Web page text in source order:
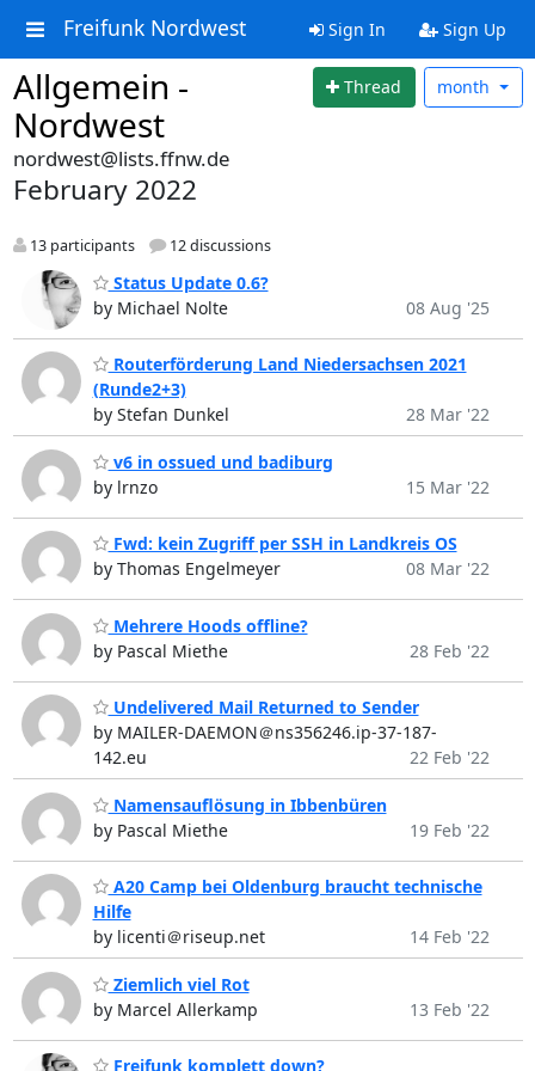
Freifunk Nordwest Sign In Sign Up
Allgemein -
Nordwest
Thread month
nordwest@lists.ffnw.de
February 2022
13 participants 12 discussions
Status Update 0.6?
by Michael Nolte
08 Aug '25
Routerförderung Land Niedersachsen 2021
(Runde2+3)
by Stefan Dunkel
28 Mar '22
v6 in ossued und badiburg
by lrnzo
15 Mar '22
Fwd: kein Zugriff per SSH in Landkreis OS
by Thomas Engelmeyer
08 Mar '22
Mehrere Hoods offline?
by Pascal Miethe
28 Feb '22
Undelivered Mail Returned to Sender
by MAILER-DAEMON＠ns356246.ip-37-187-
142.eu
22 Feb '22
Namensauflösung in Ibbenbüren
by Pascal Miethe
19 Feb '22
A20 Camp bei Oldenburg braucht technische
Hilfe
by licenti＠riseup.net
14 Feb '22
Ziemlich viel Rot
by Marcel Allerkamp
13 Feb '22
Freifunk komplett down?